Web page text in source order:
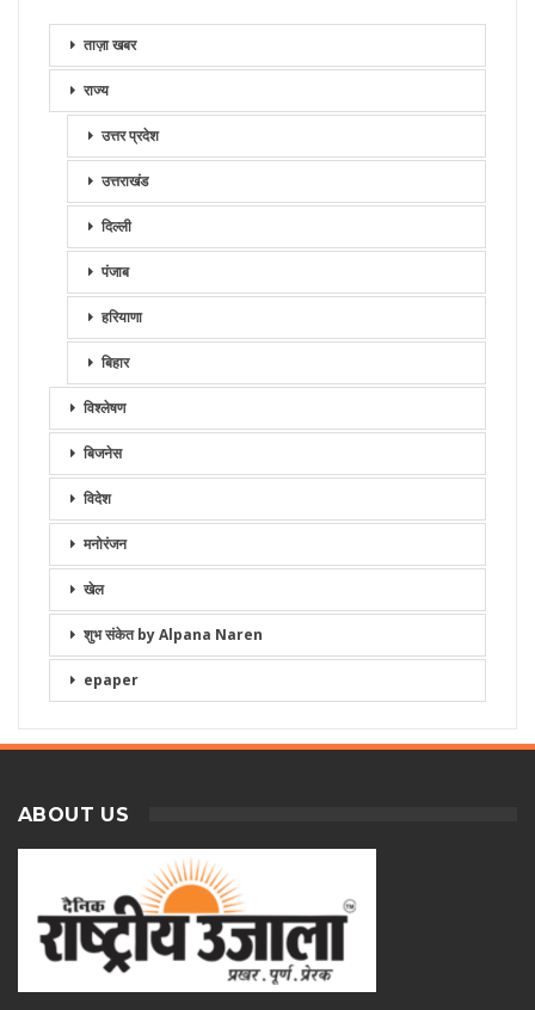
ताज़ा खबर
राज्य
उत्तर प्रदेश
उत्तराखंड
दिल्ली
पंजाब
हरियाणा
बिहार
विश्लेषण
बिजनेस
विदेश
मनोरंजन
खेल
शुभ संकेत by Alpana Naren
epaper
ABOUT US